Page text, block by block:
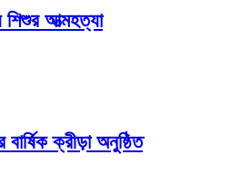
শিশুর আত্মহত্যা
ক্রীড়া অনুষ্ঠিত